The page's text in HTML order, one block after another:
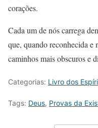
corações.
Cada um de nós carrega
que, quando reconhecida
caminhos mais obscuros e
Categorias: Livro dos
Tags: Deus, Provas da